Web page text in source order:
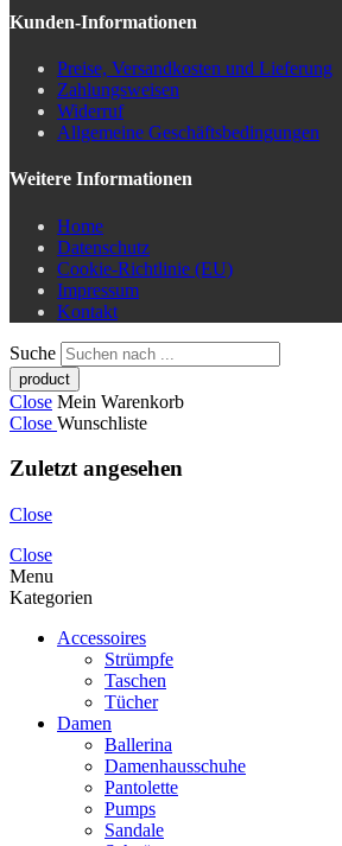
Kunden-Informationen
Preise, Versandkosten und Lieferung
Zahlungsweisen
Widerruf
Allgemeine Geschäftsbedingungen
Weitere Informationen
Home
Datenschutz
Cookie-Richtlinie (EU)
Impressum
Kontakt
Suche
Close Mein Warenkorb
Close Wunschliste
Zuletzt angesehen
Close
Close
Menu
Kategorien
Accessoires
Strümpfe
Taschen
Tücher
Damen
Ballerina
Damenhausschuhe
Pantolette
Pumps
Sandale